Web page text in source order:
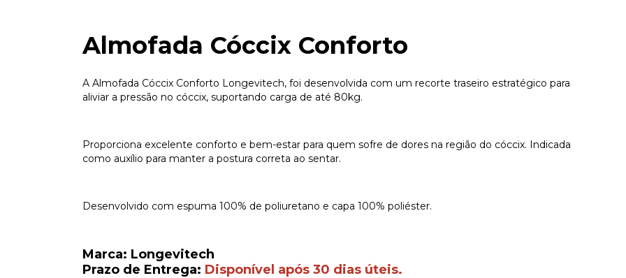
Almofada Cóccix Conforto
A Almofada Cóccix Conforto Longevitech, foi desenvolvida com um recorte traseiro estratégico para
aliviar a pressão no cóccix, suportando carga de até 80kg.
Proporciona excelente conforto e bem-estar para quem sofre de dores na região do cóccix. Indicada
como auxílio para manter a postura correta ao sentar.
Desenvolvido com espuma 100% de poliuretano e capa 100% poliéster.
Marca: Longevitech
Prazo de Entrega: Disponível após 30 dias úteis.